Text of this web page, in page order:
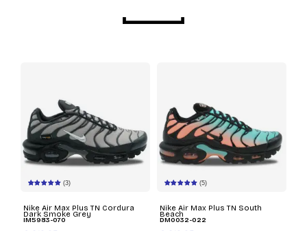
(3)
Nike Air Max Plus TN Cordura
Dark Smoke Grey
IM5983-070
(5)
Nike Air Max Plus TN South
Beach
DM0032-022